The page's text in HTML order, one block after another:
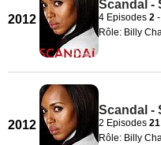
2012
Scandal -
4 Episodes 2 -
Rôle: Billy
2012
Scandal -
2 Episodes 21
Rôle: Billy